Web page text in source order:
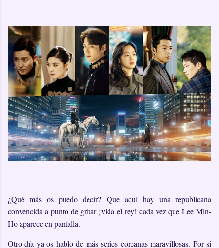
¿Qué más os puedo decir? Que aquí hay una republicana
convencida a punto de gritar ¡vida el rey! cada vez que Lee Min-
Ho aparece en pantalla.
Otro día ya os hablo de más series coreanas maravillosas. Por si